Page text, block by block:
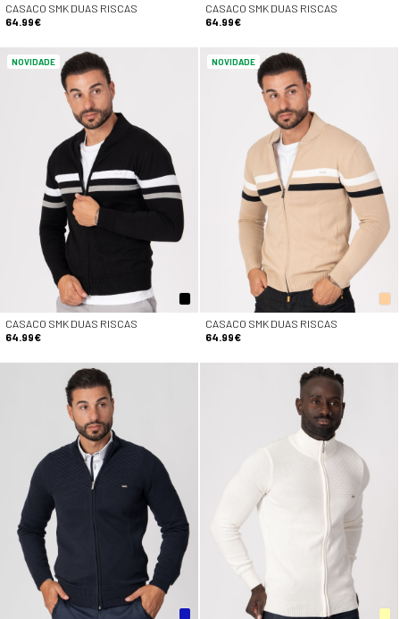
CASACO SMK DUAS RISCAS
64.99€
CASACO SMK DUAS RISCAS
64.99€
NOVIDADE
CASACO SMK DUAS RISCAS
64.99€
NOVIDADE
CASACO SMK DUAS RISCAS
64.99€